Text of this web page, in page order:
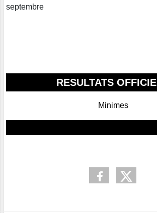
septembre
RESULTATS
Minimes